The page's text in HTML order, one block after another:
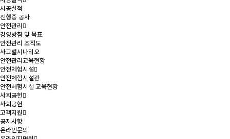
시공실적
진행중 공사
안전관리
경영방침 및 목표
안전관리 조직도
사고별시나리오
안전관리교육현황
안전체험시설
안전체험시설관
안전체험시설 교육현황
사회공헌
사회공헌
고객지원
공지사항
온라인문의